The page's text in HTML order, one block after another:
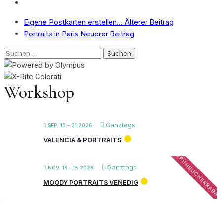
Eigene Postkarten erstellen… Älterer Beitrag
Portraits in Paris Neuerer Beitrag
Suchen
nach:
Workshop
SEP. 18 - 21 2026
Ganztags
VALENCIA & PORTRAITS
NOV. 13 - 15 2026 Ganztags
MOODY PORTRAITS VENEDIG